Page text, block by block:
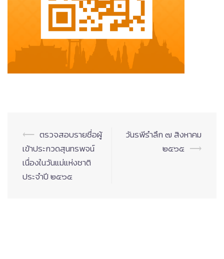
Post
navigation
⟵ ตรวจสอบรายชื่อผู้
เข้าประกวดสุนทรพจน์
เนื่องในวันแม่แห่งชาติ
ประจำปี ๒๕๖๕
วันรพีรำลึก ๗ สิงหาคม
๒๕๖๕ ⟶